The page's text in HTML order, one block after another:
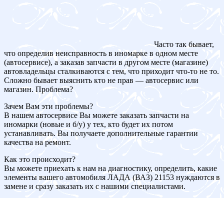
Часто так бывает,
что определив неисправность в иномарке в одном месте
(автосервисе), а заказав запчасти в другом месте (магазине)
автовладельцы сталкиваются с тем, что приходит что-то не то.
Сложно бывает выяснить кто не прав — автосервис или
магазин. Проблема?
Зачем Вам эти проблемы?
В нашем автосервисе Вы можете заказать запчасти на
иномарки (новые и б/у) у тех, кто будет их потом
устанавливать. Вы получаете дополнительные гарантии
качества на ремонт.
Как это происходит?
Вы можете приехать к нам на диагностику, определить, какие
элементы вашего автомобиля ЛАДА (ВАЗ) 21153 нуждаются в
замене и сразу заказать их с нашими специалистами.